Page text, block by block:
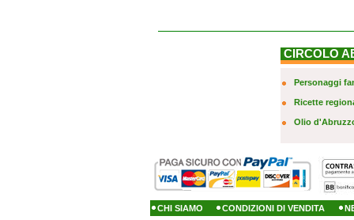
CIRCOLO
Personaggi
Ricette
Olio
CHI SIAMO CONDIZIONI DI VENDITA